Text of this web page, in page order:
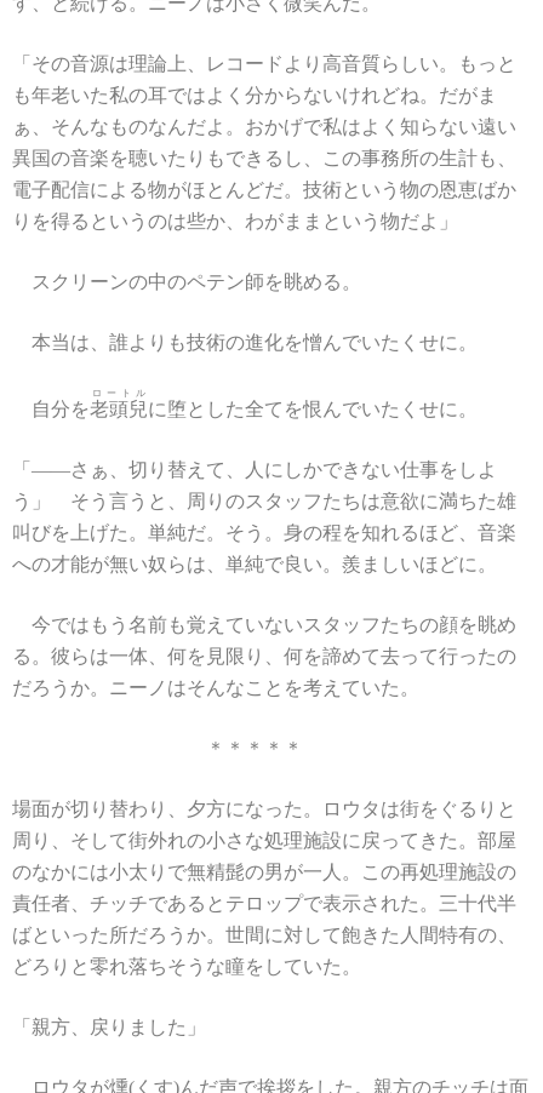
「その音源は理論上、レコードより高音質らしい。もっと
も年老いた私の耳ではよく分からないけれどね。だがま
ぁ、そんなものなんだよ。おかげで私はよく知らない遠い
異国の音楽を聴いたりもできるし、この事務所の生計も、
電子配信による物がほとんどだ。技術という物の恩恵ばか
りを得るというのは些か、わがままという物だよ」
スクリーンの中のペテン師を眺める。
本当は、誰よりも技術の進化を憎んでいたくせに。
自分を老頭兒
ロートル
に堕とした全てを恨んでいたくせに。
「――さぁ、切り替えて、人にしかできない仕事をしよ
う」 そう言うと、周りのスタッフたちは意欲に満ちた雄
叫びを上げた。単純だ。そう。身の程を知れるほど、音楽
への才能が無い奴らは、単純で良い。羨ましいほどに。
今ではもう名前も覚えていないスタッフたちの顔を眺め
る。彼らは一体、何を見限り、何を諦めて去って行ったの
だろうか。ニーノはそんなことを考えていた。
＊＊＊＊＊
場面が切り替わり、夕方になった。ロウタは街をぐるりと
周り、そして街外れの小さな処理施設に戻ってきた。部屋
のなかには小太りで無精髭の男が一人。この再処理施設の
責任者、チッチであるとテロップで表示された。三十代半
ばといった所だろうか。世間に対して飽きた人間特有の、
どろりと零れ落ちそうな瞳をしていた。
「親方、戻りました」
ロウタが燻(くす)んだ声で挨拶をした。親方のチッチは面